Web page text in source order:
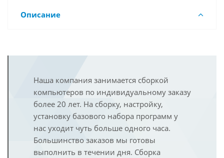
Описание
Наша компания занимается сборкой
компьютеров по индивидуальному заказу
более 20 лет. На сборку, настройку,
установку базового набора программ у
нас уходит чуть больше одного часа.
Большинство заказов мы готовы
выполнить в течении дня. Сборка